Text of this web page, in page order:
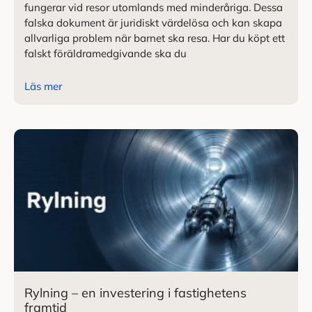
fungerar vid resor utomlands med minderåriga. Dessa
falska dokument är juridiskt värdelösa och kan skapa
allvarliga problem när barnet ska resa. Har du köpt ett
falskt föräldramedgivande ska du
Läs mer
Rylning – en investering i fastighetens
framtid